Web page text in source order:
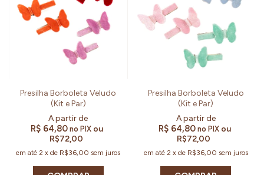
Presilha Borboleta Veludo
(Kit e Par)
R$ 64,80 no PIX ou
R$72,00
em até2 xde R$36,00 sem juros
Presilha Borboleta Veludo
(Kit e Par)
R$ 64,80no PIX ou
R$72,00
em até 2 x de R$36,00 sem juros